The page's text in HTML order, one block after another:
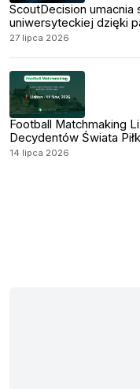
ScoutDecision
uniwersyteckiej dzięki
27 lipca 2026
Football Matchmaking
Decydentów Świata
14 lipca 2026